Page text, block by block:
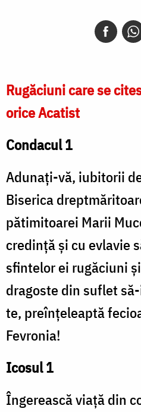
Rugăciuni care se
orice Acatist
Condacul 1
Adunaţi-vă, iubitorii
Biserica
pătimitoarei Marii
credinţă şi cu evlavie
sfintelor ei rugăciuni
dragoste din suflet
te, preînţeleaptă
Fevronia!
Icosul 1
Îngerească viaţă din